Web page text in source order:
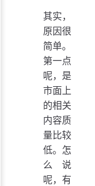
其实，
原因很
简单。
第一点
呢，是
市面上
的相关
内容质
量比较
低。怎
么说
呢，有